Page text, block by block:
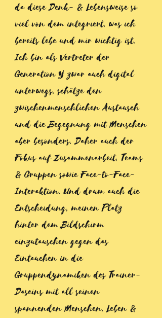
da diese Denk- & Lebensweise so
viel von dem integriert, was ich
bereits lebe und mir wichtig ist.
Ich bin als Vertreter der
Generation Y zwar auch digital
unterwegs, schätze den
zwischenmenschlichen Austausch
und die Begegnung mit Menschen
aber besonders. Daher auch der
Fokus auf Zusammenarbeit, Teams
& Gruppen sowie Face-to-Face-
Interaktion. Und drum auch die
Entscheidung, meinen Platz
hinter dem Bildschirm
einzutauschen gegen das
Eintauchen in die
Gruppendynamiken des Trainer-
Daseins mit all seinen
spannenden Menschen, Leben &